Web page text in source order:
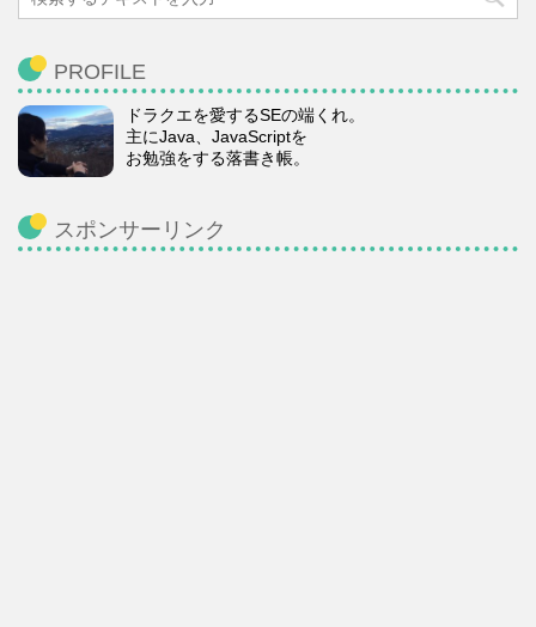
PROFILE
ドラクエを愛するSEの端くれ。
主にJava、JavaScriptを
お勉強をする落書き帳。
スポンサーリンク